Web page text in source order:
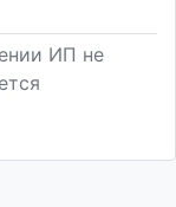
ИП не